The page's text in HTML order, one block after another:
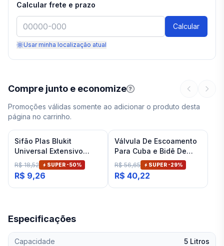
Compre junto e economize ?
Promoções válidas somente ao adicionar o produto desta
página no carrinho.
Sifão Plas Blukit
Universal Extensivo
Branco
R$ 18,52 SUPER -50%
R$ 9,26
Válvula De Escoamento
Para Cuba e Bidê De
Banheiro Cromado Deca
R$ 56,65 SUPER -29%
R$ 40,22
Especificações
Capacidade 5 Litros
Calcular frete e prazo
Calcular
Usar minha localização atual